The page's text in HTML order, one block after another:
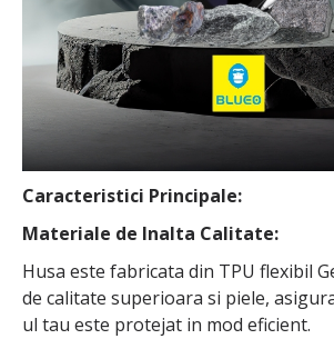
Caracteristici Principale:
Materiale de Inalta Calitate:
Husa este fabricata din TPU flexibil
de calitate superioara si piele,
ul tau este protejat in mod eficient.